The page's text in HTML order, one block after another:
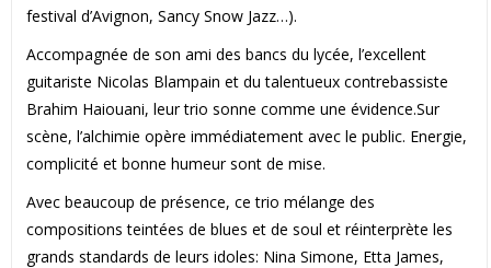
festival d’Avignon, Sancy Snow Jazz…).
Accompagnée de son ami des bancs du lycée, l’excellent
guitariste Nicolas Blampain et du talentueux contrebassiste
Brahim Haiouani, leur trio sonne comme une évidence.Sur
scène, l’alchimie opère immédiatement avec le public. Energie,
complicité et bonne humeur sont de mise.
Avec beaucoup de présence, ce trio mélange des
compositions teintées de blues et de soul et réinterprète les
grands standards de leurs idoles: Nina Simone, Etta James,